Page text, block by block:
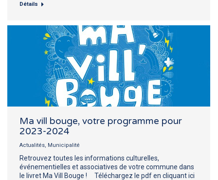
Détails
Ma vill bouge, votre programme pour
2023-2024
Actualités, Municipalité
Retrouvez toutes les informations culturelles,
événementielles et associatives de votre commune dans
le livret Ma Vill Bouge ! Téléchargez le pdf en cliquant ici